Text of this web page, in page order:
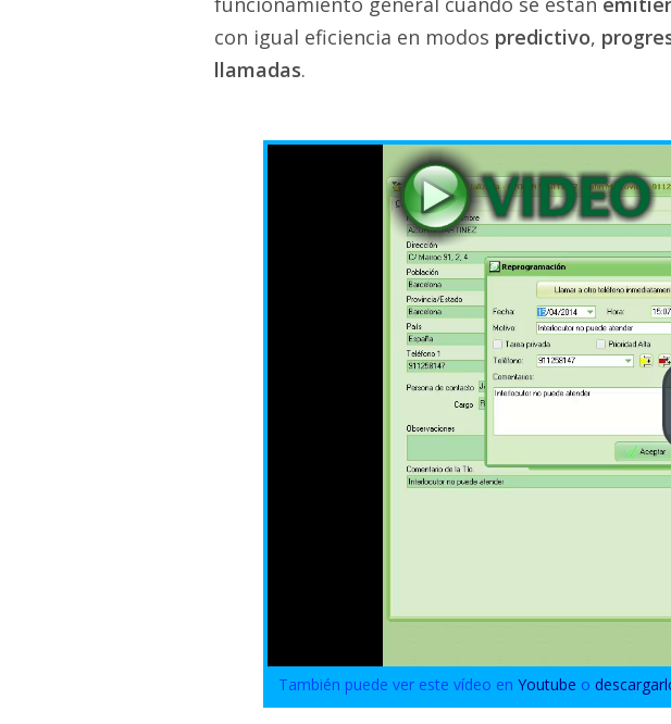
con igual eficiencia en modos predictivo,
llamadas.
También puede ver este vídeo en Youtube o